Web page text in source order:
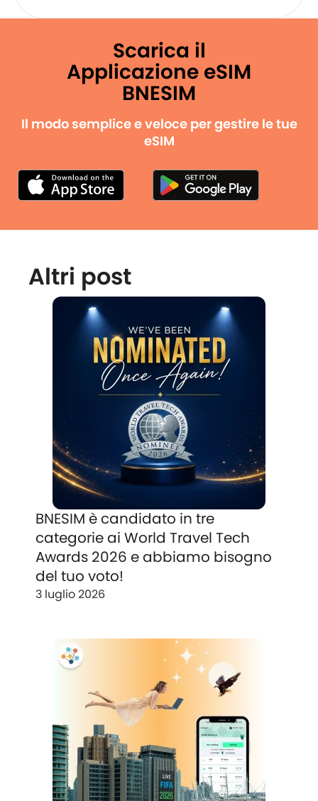
Scarica il
Applicazione eSIM
BNESIM
Il modo semplice e veloce per gestire le tue
eSIM
Altri post
BNESIM è candidato in tre
categorie ai World Travel Tech
Awards 2026 e abbiamo bisogno
del tuo voto!
3 luglio 2026